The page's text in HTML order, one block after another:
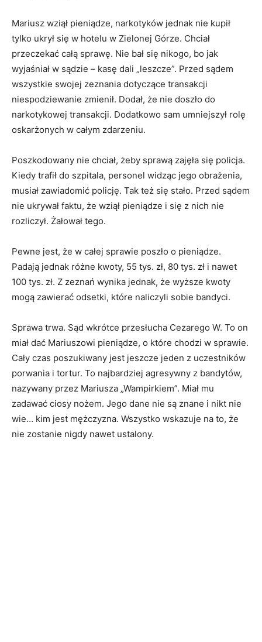
Mariusz wziął pieniądze, narkotyków jednak nie kupił
tylko ukrył się w hotelu w Zielonej Górze. Chciał
przeczekać całą sprawę. Nie bał się nikogo, bo jak
wyjaśniał w sądzie – kasę dali „leszcze”. Przed sądem
wszystkie swojej zeznania dotyczące transakcji
niespodziewanie zmienił. Dodał, że nie doszło do
narkotykowej transakcji. Dodatkowo sam umniejszył rolę
oskarżonych w całym zdarzeniu.
Poszkodowany nie chciał, żeby sprawą zajęła się policja.
Kiedy trafił do szpitala, personel widząc jego obrażenia,
musiał zawiadomić policję. Tak też się stało. Przed sądem
nie ukrywał faktu, że wziął pieniądze i się z nich nie
rozliczył. Żałował tego.
Pewne jest, że w całej sprawie poszło o pieniądze.
Padają jednak różne kwoty, 55 tys. zł, 80 tys. zł i nawet
100 tys. zł. Z zeznań wynika jednak, że wyższe kwoty
mogą zawierać odsetki, które naliczyli sobie bandyci.
Sprawa trwa. Sąd wkrótce przesłucha Cezarego W. To on
miał dać Mariuszowi pieniądze, o które chodzi w sprawie.
Cały czas poszukiwany jest jeszcze jeden z uczestników
porwania i tortur. To najbardziej agresywny z bandytów,
nazywany przez Mariusza „Wampirkiem”. Miał mu
zadawać ciosy nożem. Jego dane nie są znane i nikt nie
wie… kim jest mężczyzna. Wszystko wskazuje na to, że
nie zostanie nigdy nawet ustalony.